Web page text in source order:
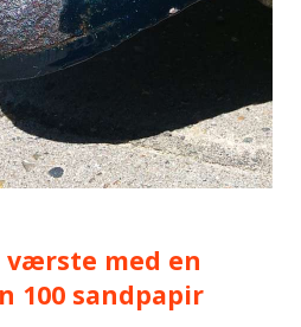
værste med en
100 sandpapir